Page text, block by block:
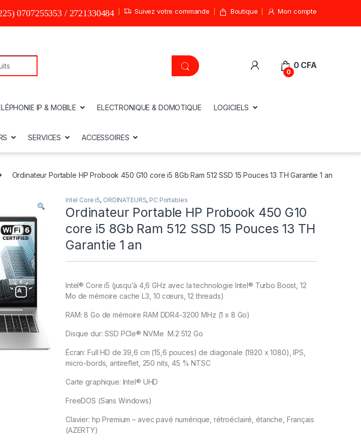
0707255353 / 2721330484 Suivez votre commande Boutique Mon compte
0
0 CFA
IP & MOBILE ELECTRONIQUE & DOMOTIQUE LOGICIELS
SERVICES ACCESSOIRES
Ordinateur Portable HP Probook 450 G10 core i5 8Gb Ram 512 SSD 15 Pouces 13 TH Garantie 1 an
Intel Core i5, ORDINATEURS, PC Portables
Ordinateur Portable HP Probook 450 G10
core i5 8Gb Ram 512 SSD 15 Pouces 13 TH
Garantie 1 an
Intel® Core i5 (jusqu’à 4,6 GHz avec la technologie Intel® Turbo Boost, 12
Mo de mémoire cache L3, 10 cœurs, 12 threads)
RAM: 8 Go de mémoire RAM DDR4-3200 MHz (1 x 8 Go)
Disque dur: SSD PCIe® NVMe M.2 512 Go
Écran: Full HD de 39,6 cm (15,6 pouces) de diagonale (1920 x 1080), IPS,
micro-bords, antireflet, 250 nits, 45 % NTSC
Carte graphique: Intel® UHD
FreeDOS (Sans Windows)
Clavier: hp Premium – avec pavé numérique, rétroéclairé, étanche, Français
(AZERTY)